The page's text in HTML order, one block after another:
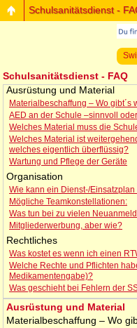
Schulsanitätsdienst -
Schulsanitätsdienst - FAQ
Ausrüstung und Material
Materialbeschaffung – Wo gibt´s
AED an der Schule –sinnvoll
Welches Material muss die
Welches Material ist
welches eigentlich überflüssig?
Wartung und Pflege der Geräte
Organisation
Wie kann ein Dienst-/
Mögliche Teamkonstellationen:
Was tun bei zu vielen
Mitgliederwerbung, aber wie?
Rechtliches
Was kostet es wenn ich einen
Welche Rechte und Pflichten
Medikamentengabe)?
Was geschieht bei Fehlern der
Ausrüstung und Material
Materialbeschaffung – Wo